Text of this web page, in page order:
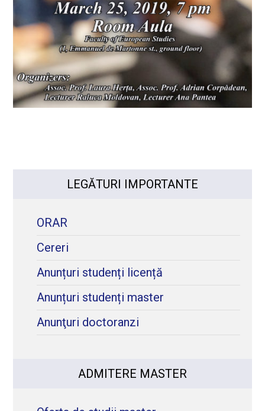
LEGĂTURI IMPORTANTE
ORAR
Cereri
Anunțuri studenți licență
Anunțuri studenți master
Anunţuri doctoranzi
ADMITERE MASTER